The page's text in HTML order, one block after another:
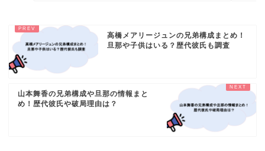
高橋メアリージュンの兄弟構成まとめ！
旦那や子供はいる？歴代彼氏も調査
山本舞香の兄弟構成や旦那の情報まと
め！歴代彼氏や破局理由は？